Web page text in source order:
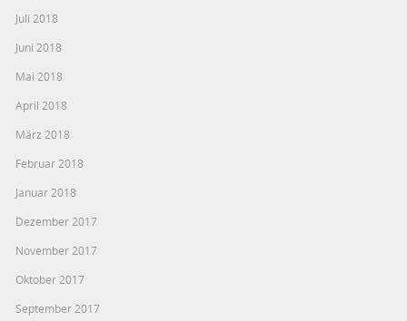
Juli 2018
Juni 2018
Mai 2018
April 2018
März 2018
Februar 2018
Januar 2018
Dezember 2017
November 2017
Oktober 2017
September 2017